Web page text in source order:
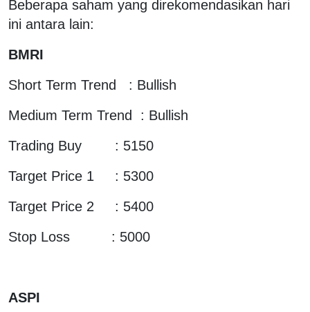
Beberapa saham yang direkomendasikan hari
ini antara lain:
BMRI
Short Term Trend : Bullish
Medium Term Trend : Bullish
Trading Buy : 5150
Target Price 1 : 5300
Target Price 2 : 5400
Stop Loss : 5000
ASPI